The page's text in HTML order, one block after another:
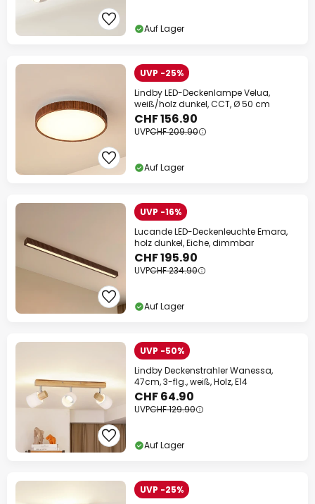
Auf Lager
UVP -25%
Lindby LED-Deckenlampe Velua,
weiß/holz dunkel, CCT, Ø 50 cm
CHF 156.90
UVPCHF 209.90
Auf Lager
UVP -16%
Lucande LED-Deckenleuchte Emara,
holz dunkel, Eiche, dimmbar
CHF 195.90
UVPCHF 234.90
Auf Lager
UVP -50%
Lindby Deckenstrahler Wanessa,
47cm, 3-flg., weiß, Holz, E14
CHF 64.90
UVPCHF 129.90
Auf Lager
UVP -25%